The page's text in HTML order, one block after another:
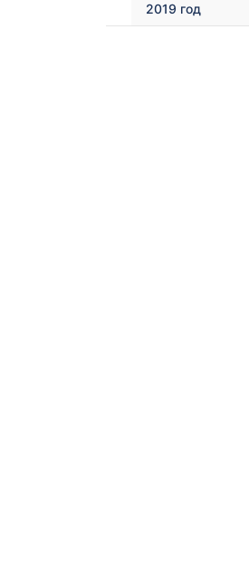
2019 год